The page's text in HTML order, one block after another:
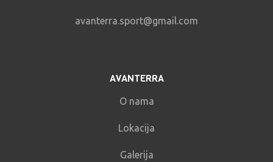
avanterra.sport@gmail.com
AVANTERRA
O nama
Lokacija
Galerija